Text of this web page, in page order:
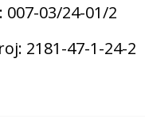
007-03/24-01/2
2181-47-1-24-2